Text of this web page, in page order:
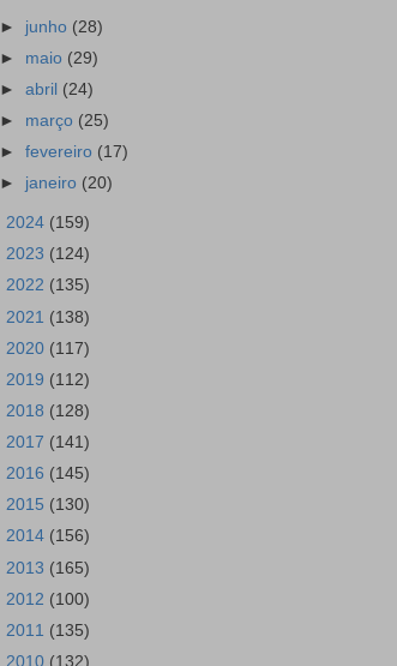
► junho (28)
► maio (29)
►abril (24)
► março (25)
►fevereiro (17)
► janeiro (20)
2024 (159)
2023 (124)
2022 (135)
2021 (138)
2020 (117)
2019 (112)
2018 (128)
2017 (141)
2016 (145)
2015 (130)
2014 (156)
2013 (165)
2012 (100)
2011 (135)
2010 (132)